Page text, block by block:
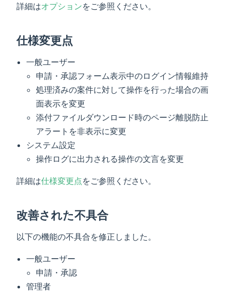
詳細はオプションをご参照ください。
仕様変更点
一般ユーザー
申請・承認フォーム表示中のログイン情報維持
処理済みの案件に対して操作を行った場合の画
面表示を変更
添付ファイルダウンロード時のページ離脱防止
アラートを非表示に変更
システム設定
操作ログに出力される操作の文言を変更
詳細は仕様変更点をご参照ください。
改善された不具合
以下の機能の不具合を修正しました。
一般ユーザー
申請・承認
管理者